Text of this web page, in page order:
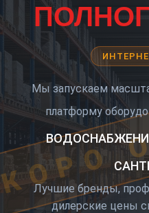
Мы запускаем
платформу
Лучшие бренды,
дилерские цены